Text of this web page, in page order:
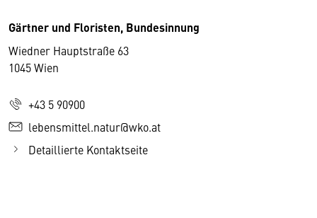
Gärtner und Floristen, Bundesinnung
Wiedner Hauptstraße 63
1045 Wien
+43 5 90900
lebensmittel.natur@wko.at
Detaillierte Kontaktseite